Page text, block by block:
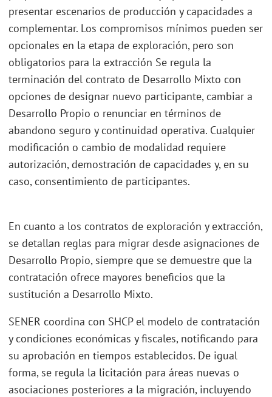
presentar escenarios de producción y capacidades a
complementar. Los compromisos mínimos pueden ser
opcionales en la etapa de exploración, pero son
obligatorios para la extracción Se regula la
terminación del contrato de Desarrollo Mixto con
opciones de designar nuevo participante, cambiar a
Desarrollo Propio o renunciar en términos de
abandono seguro y continuidad operativa. Cualquier
modificación o cambio de modalidad requiere
autorización, demostración de capacidades y, en su
caso, consentimiento de participantes.
En cuanto a los contratos de exploración y extracción,
se detallan reglas para migrar desde asignaciones de
Desarrollo Propio, siempre que se demuestre que la
contratación ofrece mayores beneficios que la
sustitución a Desarrollo Mixto.
SENER coordina con SHCP el modelo de contratación
y condiciones económicas y fiscales, notificando para
su aprobación en tiempos establecidos. De igual
forma, se regula la licitación para áreas nuevas o
asociaciones posteriores a la migración, incluyendo